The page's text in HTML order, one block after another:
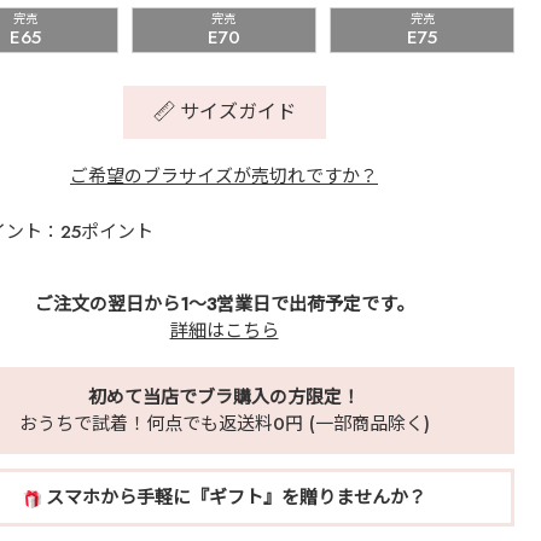
完売
E65
完売
E70
完売
E75
サイズガイド
ご希望のブラサイズが売切れですか？
ト：25ポイント
ご注文の翌日から1～3営業日で出荷予定です。
詳細はこちら
初めて当店でブラ購入の方限定！
おうちで試着！何点でも返送料0円 (一部商品除く)
スマホから手軽に『ギフト』を贈りませんか？